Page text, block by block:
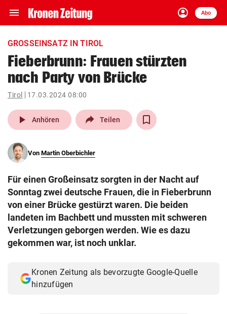
menu Navigation
ein-/ausklappen
account_circle
Anmelden
Abo
close Schließen
account_circle Anmelden
pin_drop
Wien arrow_right
search
eingeben
© Krone Multimedia GmbH & Co KG 2026
Muthgasse 2, 1190 Wien
GROSSEINSATZ IN TIROL
Fieberbrunn: Frauen stürzten
nach Party von Brücke
Tirol 17.03.2024 08:00
play_arrow Anhören Teilen
Von Martin Oberbichler
Für einen Großeinsatz sorgten in der Nacht auf
Sonntag zwei deutsche Frauen, die in Fieberbrunn
von einer Brücke gestürzt waren. Die beiden
landeten im Bachbett und mussten mit schweren
Verletzungen geborgen werden. Wie es dazu
gekommen war, ist noch unklar.
Kronen Zeitung als bevorzugte Google-Quelle
hinzufügen